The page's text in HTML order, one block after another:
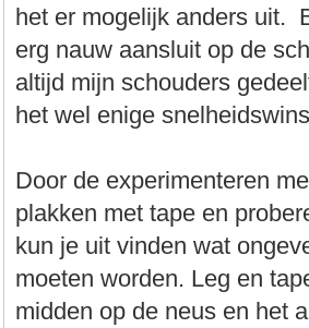
het er mogelijk anders uit.
erg nauw aansluit op de
altijd mijn schouders
het wel enige
Door de experimenteren
plakken met tape en
kun je uit vinden wat
moeten worden. Leg en
midden op de neus en het